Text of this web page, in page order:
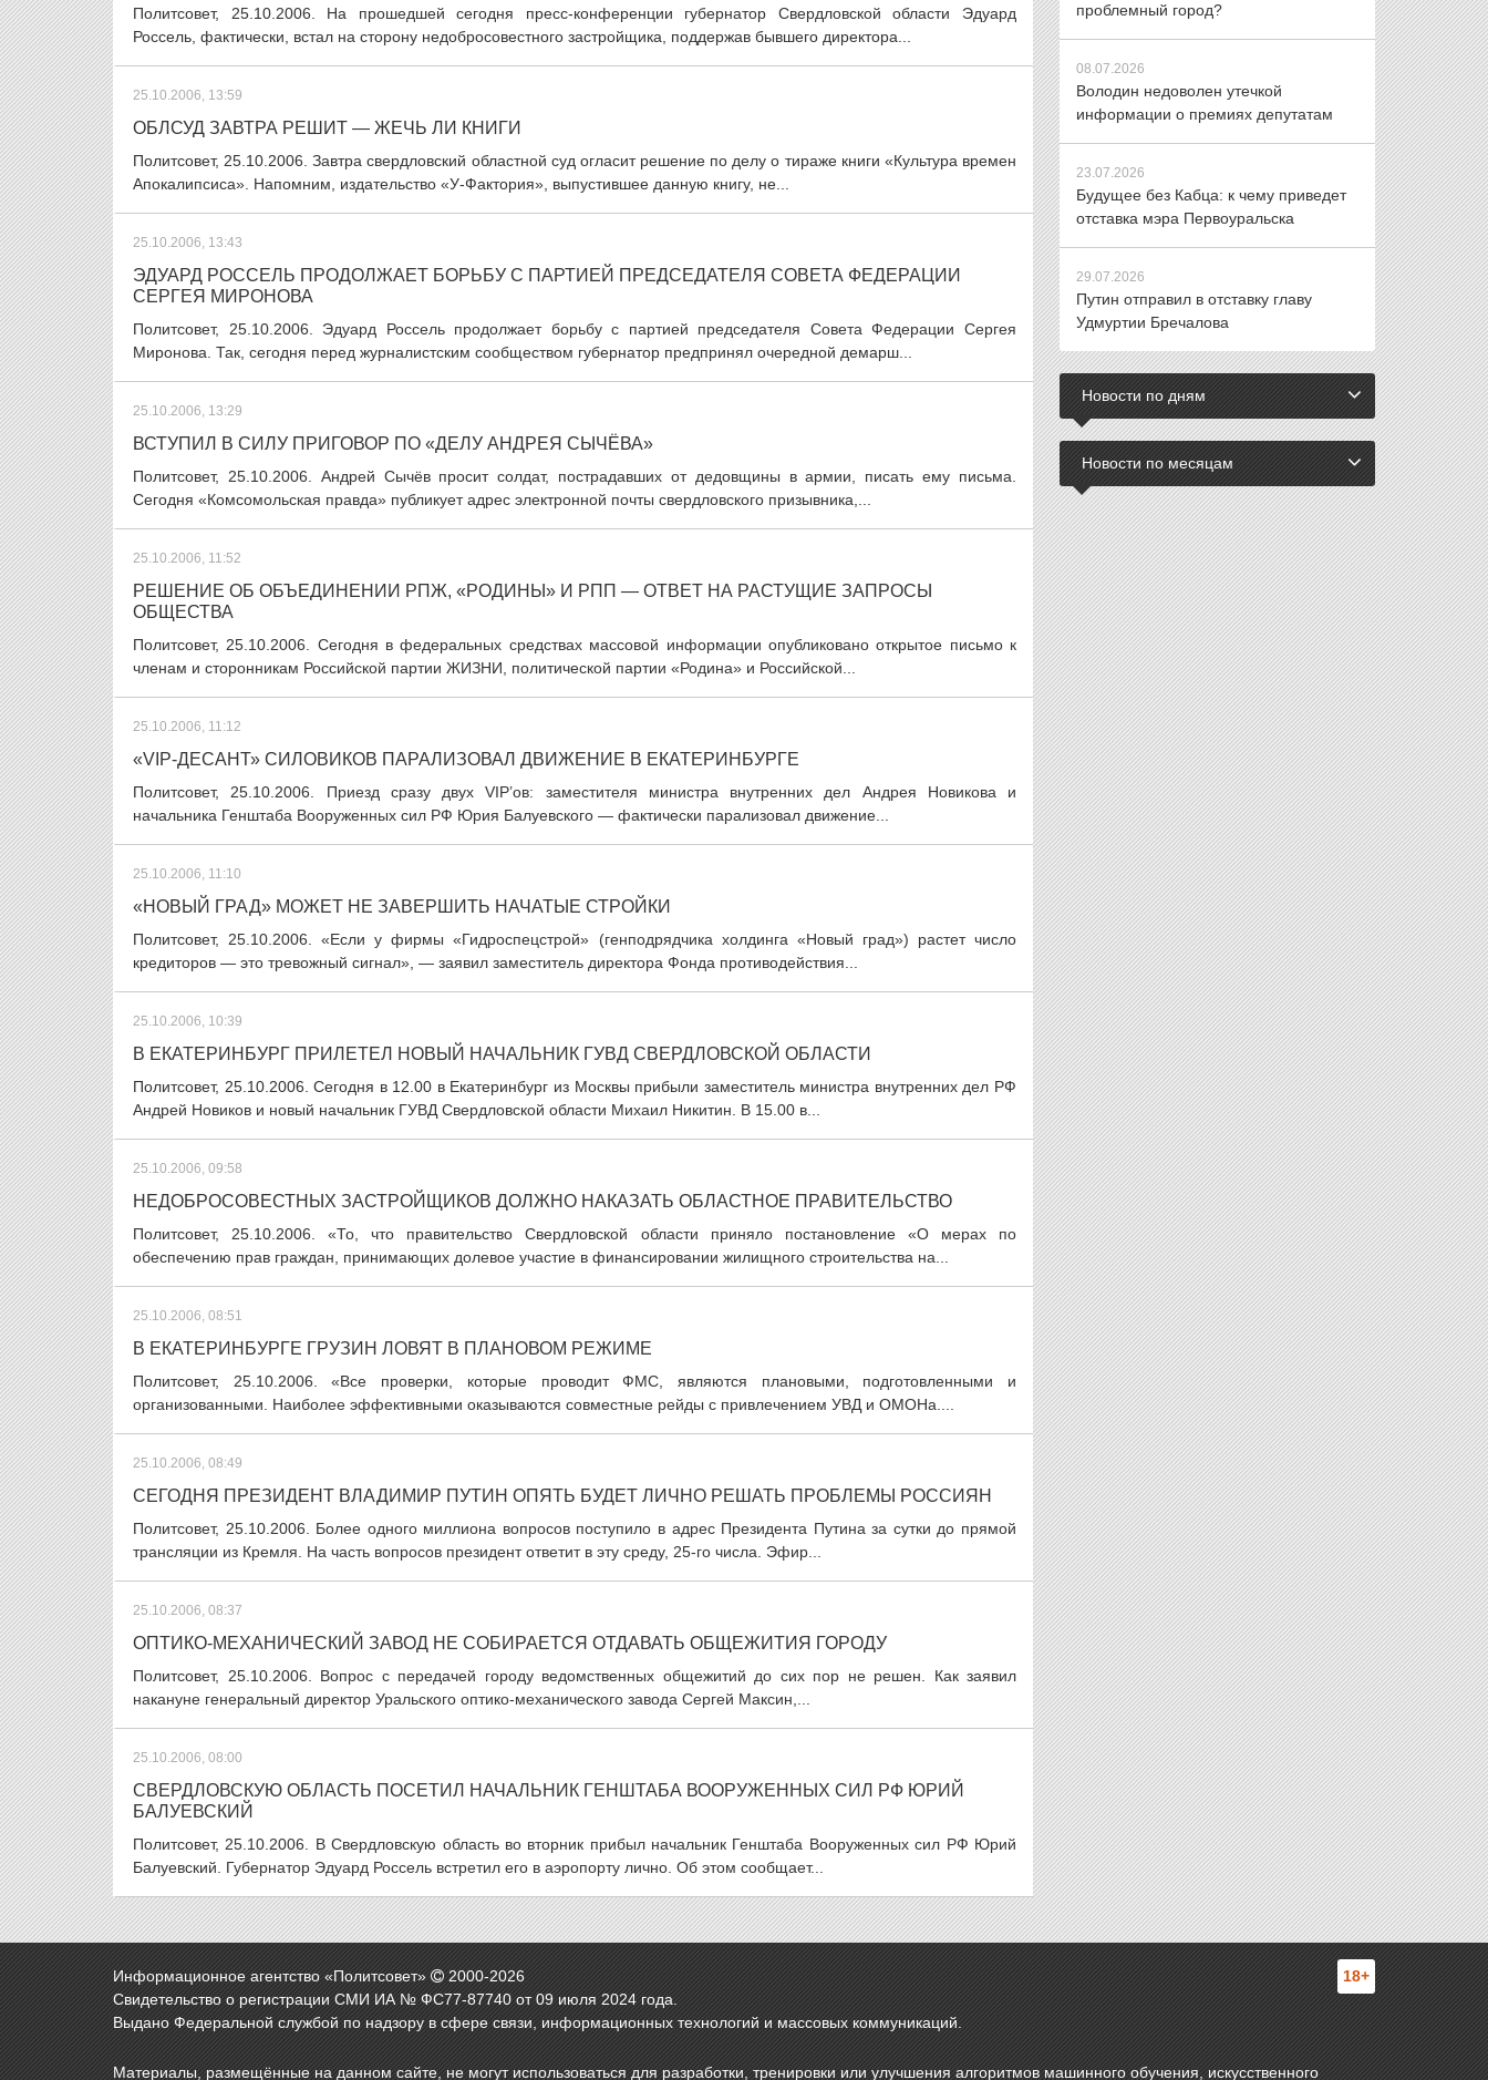
Политсовет, 25.10.2006. На прошедшей сегодня пресс-конференции губернатор Свердловской области Эдуард
Россель, фактически, встал на сторону недобросовестного застройщика, поддержав бывшего директора...
25.10.2006, 13:59
ОБЛСУД ЗАВТРА РЕШИТ — ЖЕЧЬ ЛИ КНИГИ
Политсовет, 25.10.2006. Завтра свердловский областной суд огласит решение по делу о тираже книги «Культура времен
Апокалипсиса». Напомним, издательство «У-Фактория», выпустившее данную книгу, не...
25.10.2006, 13:43
ЭДУАРД РОССЕЛЬ ПРОДОЛЖАЕТ БОРЬБУ С ПАРТИЕЙ ПРЕДСЕДАТЕЛЯ СОВЕТА ФЕДЕРАЦИИ
СЕРГЕЯ МИРОНОВА
Политсовет, 25.10.2006. Эдуард Россель продолжает борьбу с партией председателя Совета Федерации Сергея
Миронова. Так, сегодня перед журналистским сообществом губернатор предпринял очередной демарш...
25.10.2006, 13:29
ВСТУПИЛ В СИЛУ ПРИГОВОР ПО «ДЕЛУ АНДРЕЯ СЫЧЁВА»
Политсовет, 25.10.2006. Андрей Сычёв просит солдат, пострадавших от дедовщины в армии, писать ему письма.
Сегодня «Комсомольская правда» публикует адрес электронной почты свердловского призывника,...
25.10.2006, 11:52
РЕШЕНИЕ ОБ ОБЪЕДИНЕНИИ РПЖ, «РОДИНЫ» И РПП — ОТВЕТ НА РАСТУЩИЕ ЗАПРОСЫ
ОБЩЕСТВА
Политсовет, 25.10.2006. Сегодня в федеральных средствах массовой информации опубликовано открытое письмо к
членам и сторонникам Российской партии ЖИЗНИ, политической партии «Родина» и Российской...
25.10.2006, 11:12
«VIP-ДЕСАНТ» СИЛОВИКОВ ПАРАЛИЗОВАЛ ДВИЖЕНИЕ В ЕКАТЕРИНБУРГЕ
Политсовет, 25.10.2006. Приезд сразу двух VIP’ов: заместителя министра внутренних дел Андрея Новикова и
начальника Генштаба Вооруженных сил РФ Юрия Балуевского — фактически парализовал движение...
25.10.2006, 11:10
«НОВЫЙ ГРАД» МОЖЕТ НЕ ЗАВЕРШИТЬ НАЧАТЫЕ СТРОЙКИ
Политсовет, 25.10.2006. «Если у фирмы «Гидроспецстрой» (генподрядчика холдинга «Новый град») растет число
кредиторов — это тревожный сигнал», — заявил заместитель директора Фонда противодействия...
25.10.2006, 10:39
В ЕКАТЕРИНБУРГ ПРИЛЕТЕЛ НОВЫЙ НАЧАЛЬНИК ГУВД СВЕРДЛОВСКОЙ ОБЛАСТИ
Политсовет, 25.10.2006. Сегодня в 12.00 в Екатеринбург из Москвы прибыли заместитель министра внутренних дел РФ
Андрей Новиков и новый начальник ГУВД Свердловской области Михаил Никитин. В 15.00 в...
25.10.2006, 09:58
НЕДОБРОСОВЕСТНЫХ ЗАСТРОЙЩИКОВ ДОЛЖНО НАКАЗАТЬ ОБЛАСТНОЕ ПРАВИТЕЛЬСТВО
Политсовет, 25.10.2006. «То, что правительство Свердловской области приняло постановление «О мерах по
обеспечению прав граждан, принимающих долевое участие в финансировании жилищного строительства на...
25.10.2006, 08:51
В ЕКАТЕРИНБУРГЕ ГРУЗИН ЛОВЯТ В ПЛАНОВОМ РЕЖИМЕ
Политсовет, 25.10.2006. «Все проверки, которые проводит ФМС, являются плановыми, подготовленными и
организованными. Наиболее эффективными оказываются совместные рейды с привлечением УВД и ОМОНа....
25.10.2006, 08:49
СЕГОДНЯ ПРЕЗИДЕНТ ВЛАДИМИР ПУТИН ОПЯТЬ БУДЕТ ЛИЧНО РЕШАТЬ ПРОБЛЕМЫ РОССИЯН
Политсовет, 25.10.2006. Более одного миллиона вопросов поступило в адрес Президента Путина за сутки до прямой
трансляции из Кремля. На часть вопросов президент ответит в эту среду, 25-го числа. Эфир...
25.10.2006, 08:37
ОПТИКО-МЕХАНИЧЕСКИЙ ЗАВОД НЕ СОБИРАЕТСЯ ОТДАВАТЬ ОБЩЕЖИТИЯ ГОРОДУ
Политсовет, 25.10.2006. Вопрос с передачей городу ведомственных общежитий до сих пор не решен. Как заявил
накануне генеральный директор Уральского оптико-механического завода Сергей Максин,...
25.10.2006, 08:00
СВЕРДЛОВСКУЮ ОБЛАСТЬ ПОСЕТИЛ НАЧАЛЬНИК ГЕНШТАБА ВООРУЖЕННЫХ СИЛ РФ ЮРИЙ
БАЛУЕВСКИЙ
Политсовет, 25.10.2006. В Свердловскую область во вторник прибыл начальник Генштаба Вооруженных сил РФ Юрий
Балуевский. Губернатор Эдуард Россель встретил его в аэропорту лично. Об этом сообщает...
проблемный город?
08.07.2026
Володин недоволен утечкой
информации о премиях депутатам
23.07.2026
Будущее без Кабца: к чему приведет
отставка мэра Первоуральска
29.07.2026
Путин отправил в отставку главу
Удмуртии Бречалова
Новости по дням
Новости по месяцам
Информационное агентство «Политсовет» 2000-2026
Свидетельство о регистрации СМИ ИА № ФС77-87740 от 09 июля 2024 года.
Выдано Федеральной службой по надзору в сфере связи, информационных технологий и массовых коммуникаций.
18+
Материалы, размещённые на данном сайте, не могут использоваться для разработки, тренировки или улучшения алгоритмов машинного обучения, искусственного